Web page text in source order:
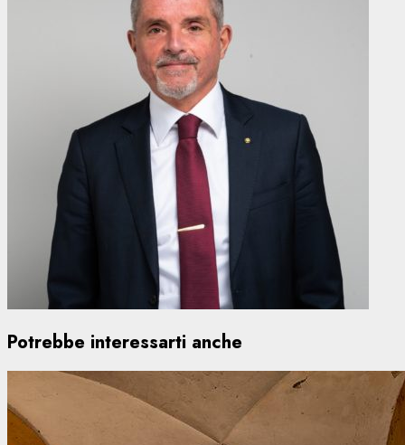
Potrebbe interessarti anche